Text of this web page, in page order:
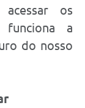
os
funciona a
do nosso